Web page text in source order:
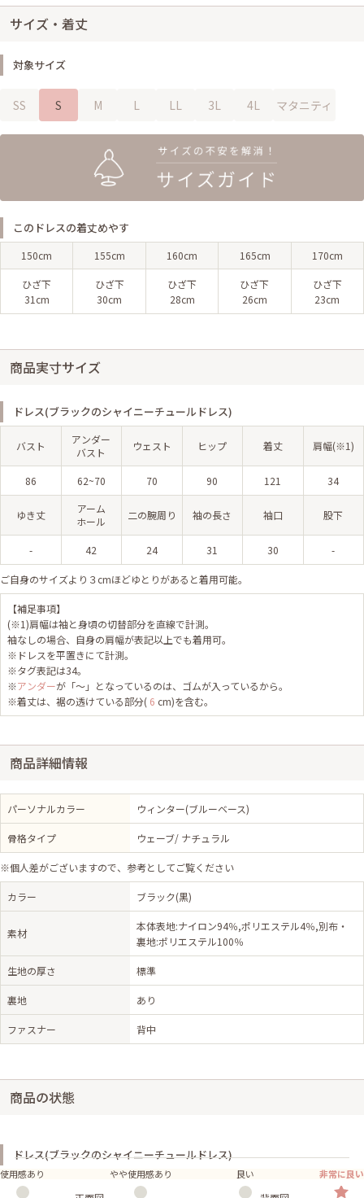
サイズ・着丈
対象サイズ
SS S M L LL 3L 4L マタニティ
このドレスの着丈めやす
150cm 155cm 160cm 165cm 170cm
ひざ下
31cm
ひざ下
30cm
ひざ下
28cm
ひざ下
26cm
ひざ下
23cm
商品実寸サイズ
ドレス(ブラックのシャイニーチュールドレス)
バスト
アンダー
バスト
ウェスト ヒップ 着丈 肩幅(※1)
86 62~70 70 90 121 34
ゆき丈
アーム
ホール
二の腕周り 袖の長さ 袖口 股下
- 42 24 31 30 -
ご自身のサイズより３cmほどゆとりがあると着用可能。
【補足事項】
(※1)肩幅は袖と身頃の切替部分を直線で計測。
袖なしの場合、自身の肩幅が表記以上でも着用可。
※ドレスを平置きにて計測。
※タグ表記は34。
※アンダーが「～」となっているのは、ゴムが入っているから。
※着丈は、裾の透けている部分( 6 cm)を含む。
商品詳細情報
パーソナルカラー ウィンター(ブルーベース)
骨格タイプ ウェーブ/ ナチュラル
※個人差がございますので、参考としてご覧ください
カラー ブラック(黒)
素材
本体表地:ナイロン94％,ポリエステル4％,別布・
裏地:ポリエステル100％
生地の厚さ 標準
裏地 あり
ファスナー 背中
商品の状態
ドレス(ブラックのシャイニーチュールドレス)
使用感あり やや使用感あり 良い 非常に良い